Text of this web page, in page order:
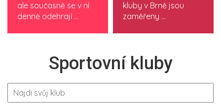
ale současně se v ní
denně odehrají ...
kluby v Brně jsou
zaměřeny ...
Sportovní kluby